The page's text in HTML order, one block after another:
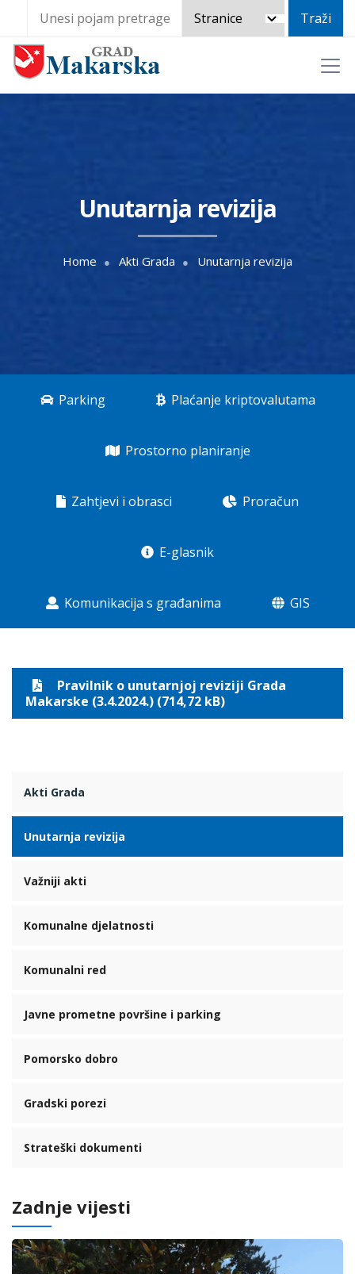
Unutarnja revizija
Home Akti Grada Unutarnja revizija
Parking Plaćanje kriptovalutama
Prostorno planiranje
Zahtjevi i obrasci Proračun
E-glasnik
Komunikacija s građanima GIS
Pravilnik o unutarnjoj reviziji Grada
Makarske (3.4.2024.) (714,72 kB)
Akti Grada
Unutarnja revizija
Važniji akti
Komunalne djelatnosti
Komunalni red
Javne prometne površine i parking
Pomorsko dobro
Gradski porezi
Strateški dokumenti
Zadnje vijesti